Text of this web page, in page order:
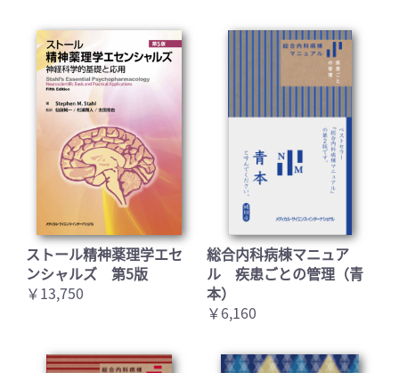
お買い物を続ける カートへ進む
ストール精神薬理学エセ
ンシャルズ 第5版
￥13,750
総合内科病棟マニュア
ル 疾患ごとの管理（青
本）
￥6,160